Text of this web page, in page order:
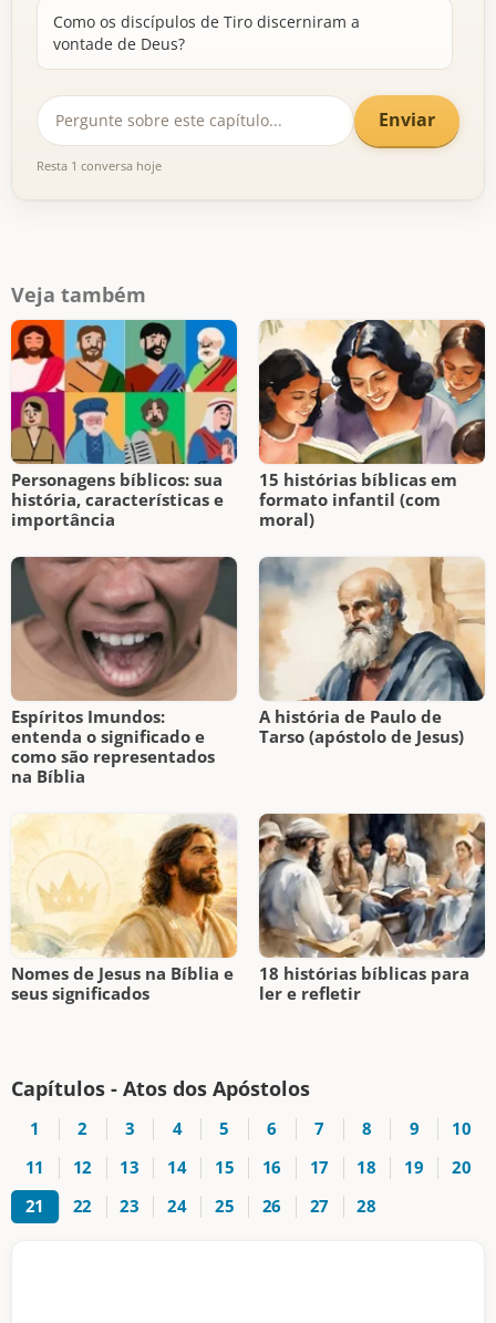
Como os discípulos de Tiro discerniram a
vontade de Deus?
Enviar
Resta 1 conversa hoje
Veja também
Personagens bíblicos: sua
história, características e
importância
15 histórias bíblicas em
formato infantil (com
moral)
Espíritos Imundos:
entenda o significado e
como são representados
na Bíblia
A história de Paulo de
Tarso (apóstolo de Jesus)
Nomes de Jesus na Bíblia e
seus significados
18 histórias bíblicas para
ler e refletir
Capítulos - Atos dos Apóstolos
1 2 3 4 5 6 7 8 9
10
11
12 13 14 15 16 17 18 19
20
21
22 23 24 25 26 27 28